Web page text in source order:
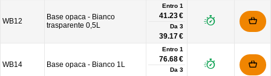
WB12
Base opaca - Bianco
trasparente 0,5L
Entro 1
41.23 €
Da 3
39.17 €
WB14 Base opaca - Bianco 1L
Entro 1
76.68 €
Da 3